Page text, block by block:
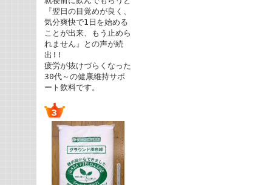
『翌日の目覚めが良く、
気分爽快で1日を始める
ことが出来、もう止めら
れません』との声が続
出!!
疲労が抜けづらくなった
30代～の健康維持サポ
ート飲料です。